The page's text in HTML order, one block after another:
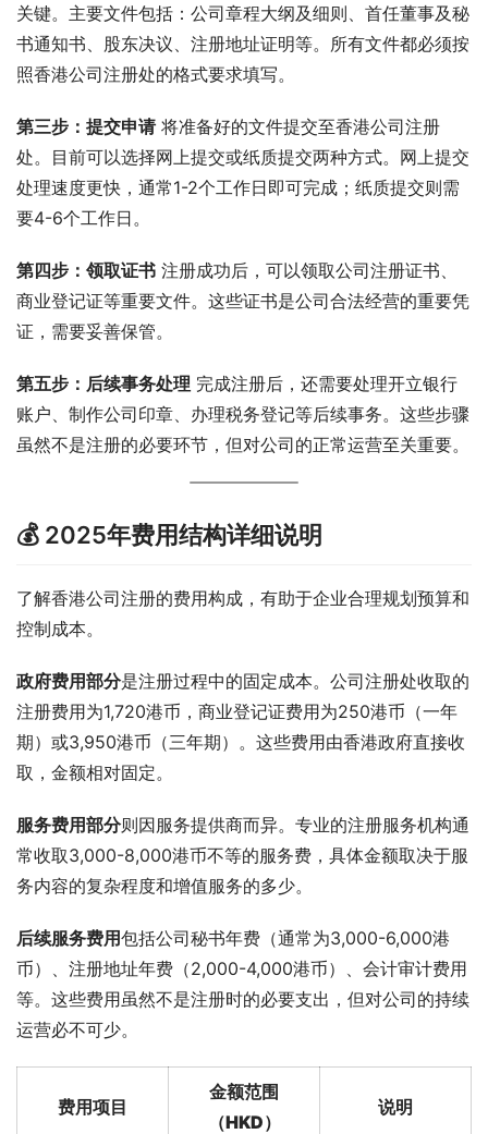
关键。主要文件包括：公司章程大纲及细则、首任董事及秘
书通知书、股东决议、注册地址证明等。所有文件都必须按
照香港公司注册处的格式要求填写。
第三步：提交申请 将准备好的文件提交至香港公司注册
处。目前可以选择网上提交或纸质提交两种方式。网上提交
处理速度更快，通常1-2个工作日即可完成；纸质提交则需
要4-6个工作日。
第四步：领取证书 注册成功后，可以领取公司注册证书、
商业登记证等重要文件。这些证书是公司合法经营的重要凭
证，需要妥善保管。
第五步：后续事务处理 完成注册后，还需要处理开立银行
账户、制作公司印章、办理税务登记等后续事务。这些步骤
虽然不是注册的必要环节，但对公司的正常运营至关重要。
💰 2025年费用结构详细说明
了解香港公司注册的费用构成，有助于企业合理规划预算和
控制成本。
政府费用部分是注册过程中的固定成本。公司注册处收取的
注册费用为1,720港币，商业登记证费用为250港币（一年
期）或3,950港币（三年期）。这些费用由香港政府直接收
取，金额相对固定。
服务费用部分则因服务提供商而异。专业的注册服务机构通
常收取3,000-8,000港币不等的服务费，具体金额取决于服
务内容的复杂程度和增值服务的多少。
后续服务费用包括公司秘书年费（通常为3,000-6,000港
币）、注册地址年费（2,000-4,000港币）、会计审计费用
等。这些费用虽然不是注册时的必要支出，但对公司的持续
运营必不可少。
费用项目
金额范围
（HKD）
说明